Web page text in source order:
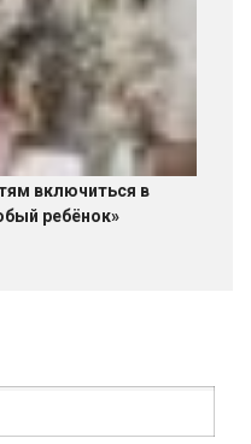
включиться в
ребёнок»